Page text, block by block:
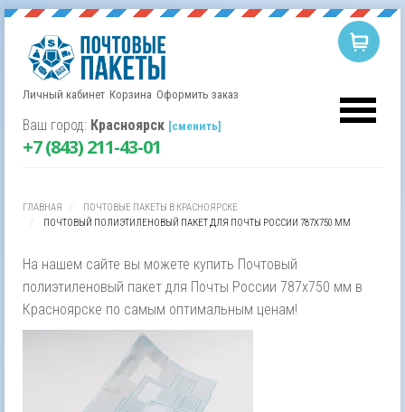
Личный кабинет Корзина Оформить заказ
Ваш город: Красноярск [сменить]
+7 (843) 211-43-01
ГЛАВНАЯ
ПОЧТОВЫЕ ПАКЕТЫ В КРАСНОЯРСКЕ
ПОЧТОВЫЙ ПОЛИЭТИЛЕНОВЫЙ ПАКЕТ ДЛЯ ПОЧТЫ РОССИИ 787Х750 ММ
На нашем сайте вы можете купить Почтовый
полиэтиленовый пакет для Почты России 787х750 мм в
Красноярске по самым оптимальным ценам!
Username
Remember Me